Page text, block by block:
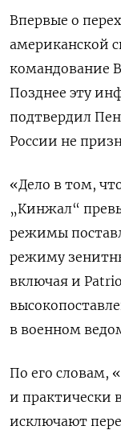
Впервые о
американской
командование
Позднее эту
подтвердил
России не
«Дело в том,
„Кинжал“
режимы
режиму
включая и
в военном
По его словам,
и практически
исключают